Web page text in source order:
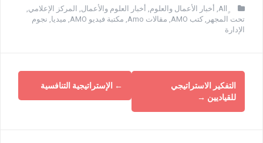
, أخبار الأعمال والعلوم, أخبار العلوم والأعمال , المركز الإعلامي ,
تحت المجهر , كتب AMO , مقالات Amo , مكتبة فيديو AMO , ميديا, نجوم
الإدارة
← الإستراتيجية التنافسية
التفكير الاستراتيجي
للقياديين →